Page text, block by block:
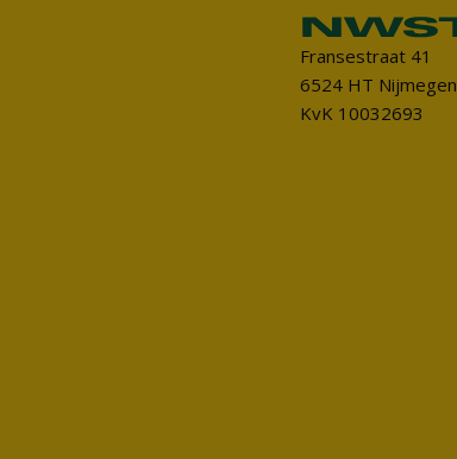
Fransestraat 41
6524 HT Nijmegen
KvK 10032693